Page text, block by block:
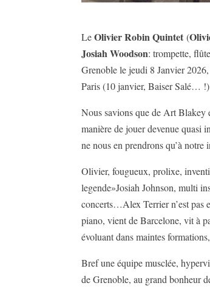
LeOlivier Robin Quintet (
Josiah Woodson: trompette,
Grenoble le jeudi 8 Janvier
Paris (10 janvier, Baiser Salé…
Nous savions que de Art Blakey
manière de jouer devenue quasi
ne nous en prendrons qu’à notre
Olivier, fougueux, prolixe,
legende»Josiah Johnson, multi
concerts…Alex Terrier n’est pas
piano, vient de Barcelone, vit à
évoluant dans maintes
Bref une équipe musclée,
de Grenoble, au grand bonheur